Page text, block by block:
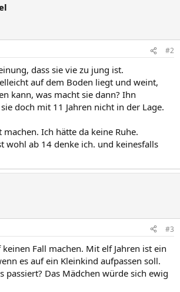
#2
dass sie vie zu jung ist.
auf dem Boden liegt und weint,
kann, was macht sie dann? Ihn
doch mit 11 Jahren nicht in der Lage.
Ich hätte da keine Ruhe.
wohl ab 14 denke ich. und keinesfalls
#3
Fall machen. Mit elf Jahren ist ein
es auf ein Kleinkind aufpassen soll.
passiert? Das Mädchen würde sich ewig